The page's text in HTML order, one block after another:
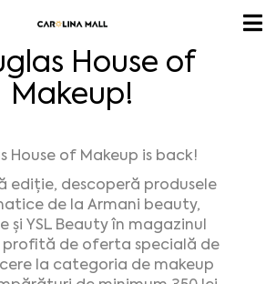
House of
Makeup!
House of Makeup is back!
ediție, descoperă produsele
de la Armani beauty,
și YSL Beauty în magazinul
profită de oferta specială de
la categoria de makeup